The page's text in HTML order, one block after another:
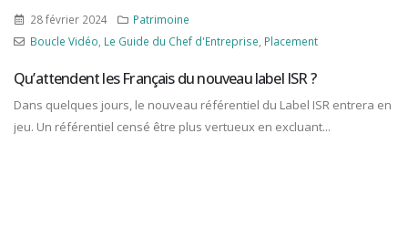
28 février 2024
Patrimoine
Boucle Vidéo Le Guide du Chef d'Entreprise Placement
Qu’attendent les Français du nouveau label ISR ?
Dans quelques jours, le nouveau référentiel du Label ISR entrera en
jeu. Un référentiel censé être plus vertueux en excluant...